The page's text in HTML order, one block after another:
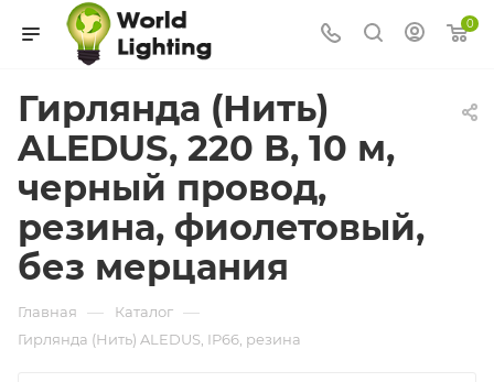
0
Гирлянда (Нить)
ALEDUS, 220 В, 10 м,
черный провод,
резина, фиолетовый,
без мерцания
Главная — Каталог —
Гирлянда (Нить) ALEDUS, IP66, резина